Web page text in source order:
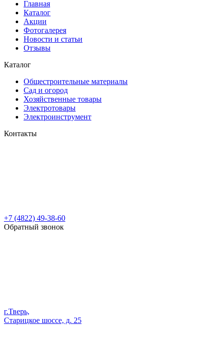
Главная
Каталог
Акции
Фотогалерея
Новости и статьи
Отзывы
Каталог
Общестроительные материалы
Сад и огород
Хозяйственные товары
Электротовары
Электроинструмент
Контакты
+7 (4822) 49-38-60
Обратный звонок
г.Тверь,
Старицкое шоссе, д. 25